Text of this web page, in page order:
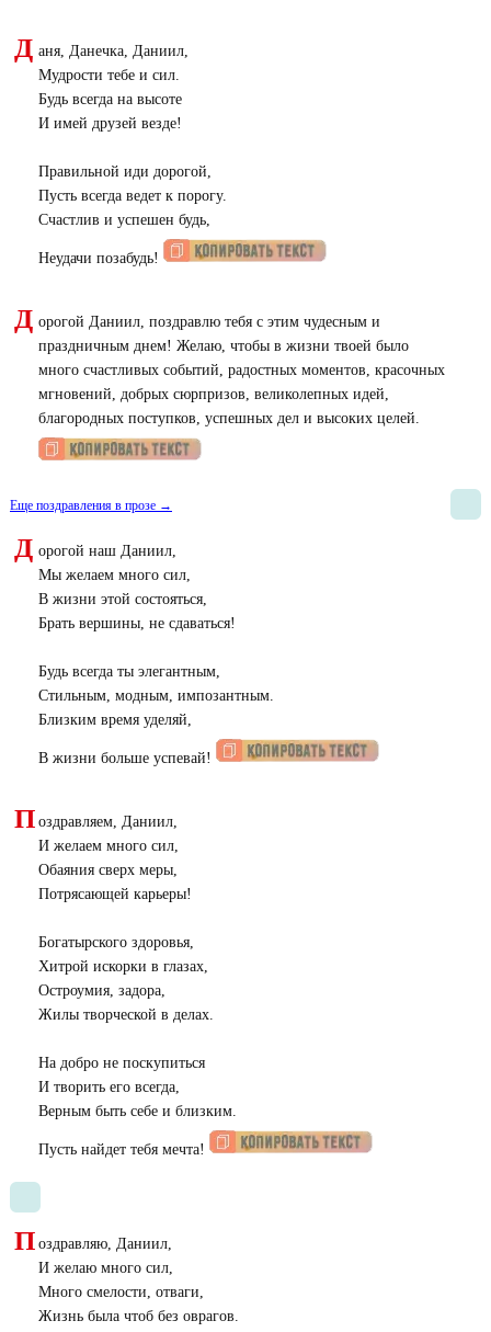
Д аня, Данечка, Даниил,
Мудрости тебе и сил.
Будь всегда на высоте
И имей друзей везде!
Правильной иди дорогой,
Пусть всегда ведет к порогу.
Счастлив и успешен будь,
Неудачи позабудь!
Д орогой Даниил, поздравлю тебя с этим чудесным и
праздничным днем! Желаю, чтобы в жизни твоей было
много счастливых событий, радостных моментов, красочных
мгновений, добрых сюрпризов, великолепных идей,
благородных поступков, успешных дел и высоких целей.
Еще поздравления в прозе →
Д орогой наш Даниил,
Мы желаем много сил,
В жизни этой состояться,
Брать вершины, не сдаваться!
Будь всегда ты элегантным,
Стильным, модным, импозантным.
Близким время уделяй,
В жизни больше успевай!
П оздравляем, Даниил,
И желаем много сил,
Обаяния сверх меры,
Потрясающей карьеры!
Богатырского здоровья,
Хитрой искорки в глазах,
Остроумия, задора,
Жилы творческой в делах.
На добро не поскупиться
И творить его всегда,
Верным быть себе и близким.
Пусть найдет тебя мечта!
П оздравляю, Даниил,
И желаю много сил,
Много смелости, отваги,
Жизнь была чтоб без оврагов.